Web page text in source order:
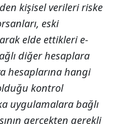
kişisel verileri riske
eski
elde ettikleri e-
diğer hesaplara
hesaplarına hangi
kontrol
uygulamalara bağlı
gerçekten gerekli